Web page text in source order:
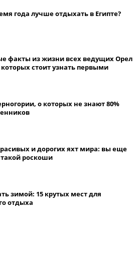
года лучше отдыхать в Египте?
факты из жизни всех ведущих Орел
стоит узнать первыми
о которых не знают 80%
и дорогих яхт мира: вы еще
роскоши
зимой: 15 крутых мест для
отдыха